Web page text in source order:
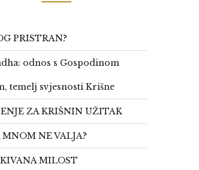
PRISTRAN?
odnos s Gospodinom
temelj svjesnosti Krišne
ZA KRIŠNIN UŽITAK
MNOM NE VALJA?
MILOST